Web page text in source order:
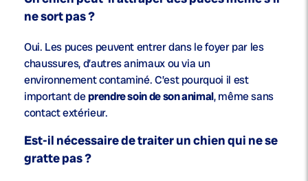
ne sort pas ?
Oui. Les puces peuvent entrer dans le foyer par les
chaussures, d’autres animaux ou via un
environnement contaminé. C’est pourquoi il est
important deprendre soin de son animal, même sans
contact extérieur.
Est-il nécessaire de traiter un chien qui ne se
gratte pas ?